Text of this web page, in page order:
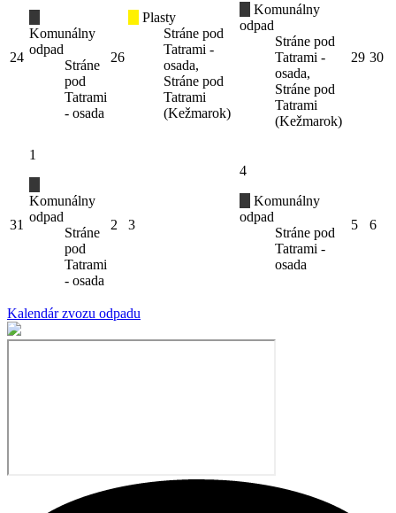
24
Komunálny
odpad
Stráne
pod
Tatrami
- osada
26
Plasty
Stráne pod
Tatrami -
osada,
Stráne pod
Tatrami
(Kežmarok)
Komunálny
odpad
Stráne pod
Tatrami -
osada,
Stráne pod
Tatrami
(Kežmarok)
29 30
31
1
Komunálny
odpad
Stráne
pod
Tatrami
- osada
2 3
4
Komunálny
odpad
Stráne pod
Tatrami -
osada
5 6
Kalendár zvozu odpadu